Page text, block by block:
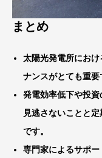
まとめ
太陽光発電所にお
ナンスがとても重要
発電効率低下や投
見逃さないことと
です。
専門家によるサポ